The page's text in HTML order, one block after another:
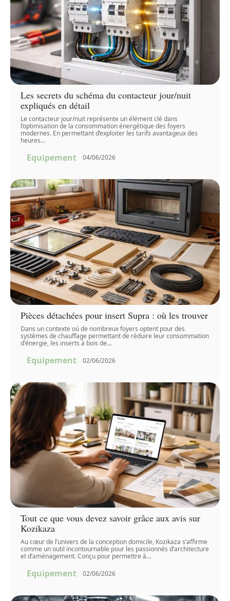
Les secrets du schéma du contacteur jour/nuit
expliqués en détail
Le contacteur jour/nuit représente un élément clé dans
l’optimisation de la consommation énergétique des foyers
modernes. En permettant d’exploiter les tarifs avantageux des
heures…
Equipement 04/06/2026
Pièces détachées pour insert Supra : où les trouver
Dans un contexte où de nombreux foyers optent pour des
systèmes de chauffage permettant de réduire leur consommation
d'énergie, les inserts à bois de…
Equipement 02/06/2026
Tout ce que vous devez savoir grâce aux avis sur
Kozikaza
Au cœur de l’univers de la conception domicile, Kozikaza s’affirme
comme un outil incontournable pour les passionnés d’architecture
et d’aménagement. Conçu pour permettre à…
Equipement 02/06/2026